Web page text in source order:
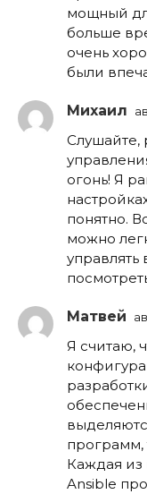
мощный
больше
очень
были
Михаил
Слушайте,
огонь! Я
понятно.
можно
Матвей
Я считаю,
программ,
Каждая из
Ansible